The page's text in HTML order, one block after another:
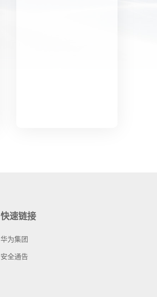
快速链接
华为集团
安全通告